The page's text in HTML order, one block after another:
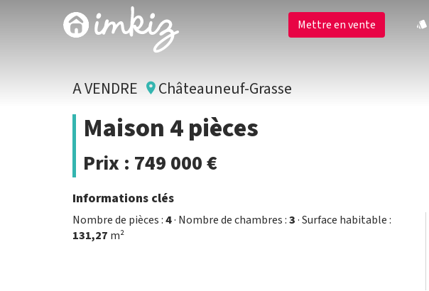
Mettre en vente
A VENDRE Châteauneuf-Grasse
Maison 4 pièces
Prix : 749 000 €
Informations clés
Nombre de pièces :4· Nombre de chambres :3· Surface habitable :
131,27 m²